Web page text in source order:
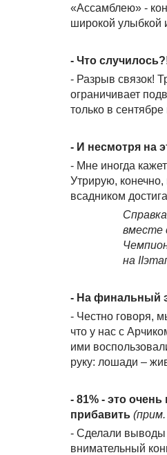
«Ассамблею» -
широкой улыбкой
- Что
- Разрыв связок!
ограничивает
только в
- И несмотря на
- Мне иногда
Утрирую,
всадником
вместе
на II
- На финальный
- Честно говоря,
что у нас с
ими
руку: лошади –
- 81% - это
прибавить
- Сделали выводы
внимательный